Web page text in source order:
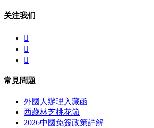
关注我们



常見問題
外國人辦理入藏函
西藏林芝桃花節
2026中國免簽政策詳解